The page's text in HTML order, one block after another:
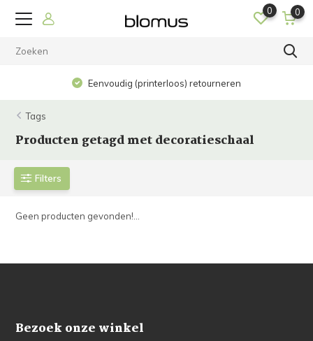
0 0
Eenvoudig (printerloos) retourneren
Tags
Producten getagd met decoratieschaal
Filters
Geen producten gevonden!...
Bezoek onze winkel